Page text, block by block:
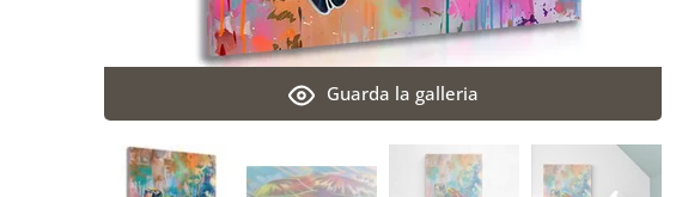
Guarda la galleria